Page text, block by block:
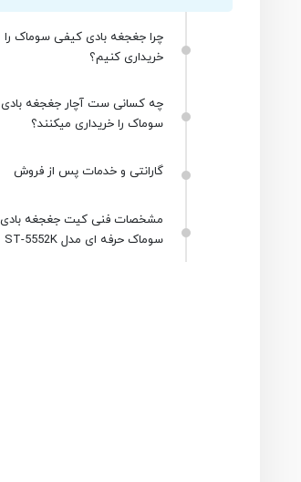
چرا جغجغه بادی کیفی سوماک را
خریداری کنیم؟
چه کسانی ست آچار جغجغه بادی
سوماک را خریداری میکنند؟
گارانتی و خدمات پس از فروش
مشخصات فنی کیت جغجغه بادی
سوماک حرفه ای مدل ST-5552K